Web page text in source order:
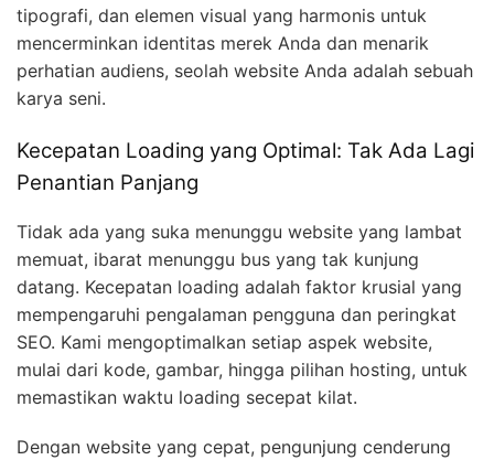
tipografi, dan elemen visual yang harmonis untuk
mencerminkan identitas merek Anda dan menarik
perhatian audiens, seolah website Anda adalah sebuah
karya seni.
Kecepatan Loading yang Optimal: Tak Ada Lagi
Penantian Panjang
Tidak ada yang suka menunggu website yang lambat
memuat, ibarat menunggu bus yang tak kunjung
datang. Kecepatan loading adalah faktor krusial yang
mempengaruhi pengalaman pengguna dan peringkat
SEO. Kami mengoptimalkan setiap aspek website,
mulai dari kode, gambar, hingga pilihan hosting, untuk
memastikan waktu loading secepat kilat.
Dengan website yang cepat, pengunjung cenderung